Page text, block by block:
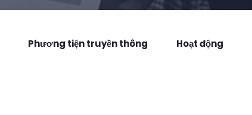
Phương tiện truyền thông Hoạt động